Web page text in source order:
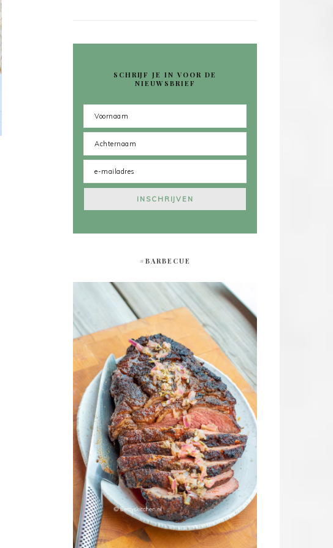
SCHRIJF JE IN VOOR DE
NIEUWSBRIEF
#BARBECUE